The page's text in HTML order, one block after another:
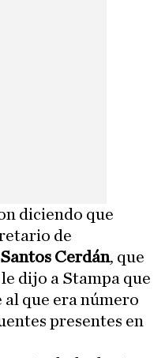
diciendo que
de
Santos Cerdán, que
dijo a Stampa que
que era número
presentes en